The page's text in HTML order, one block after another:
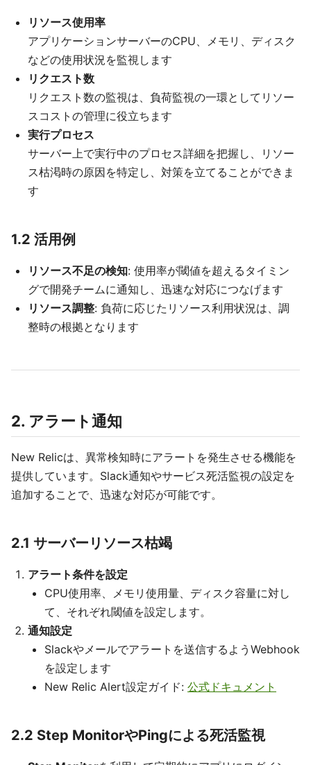
リソース使用率
アプリケーションサーバーのCPU、メモリ、ディスク
などの使用状況を監視します
リクエスト数
リクエスト数の監視は、負荷監視の一環としてリソー
スコストの管理に役立ちます
実行プロセス
サーバー上で実行中のプロセス詳細を把握し、リソー
ス枯渇時の原因を特定し、対策を立てることができま
す
1.2 活用例
リソース不足の検知: 使用率が閾値を超えるタイミン
グで開発チームに通知し、迅速な対応につなげます
リソース調整: 負荷に応じたリソース利用状況は、調
整時の根拠となります
2. アラート通知
New Relicは、異常検知時にアラートを発生させる機能を
提供しています。Slack通知やサービス死活監視の設定を
追加することで、迅速な対応が可能です。
2.1 サーバーリソース枯竭
アラート条件を設定
CPU使用率、メモリ使用量、ディスク容量に対し
て、それぞれ閾値を設定します。
通知設定
Slackやメールでアラートを送信するようWebhook
を設定します
New Relic Alert設定ガイド: 公式ドキュメント
2.2 Step MonitorやPingによる死活監視